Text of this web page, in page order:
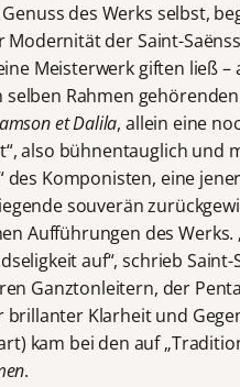
des Werks selbst,
der Saint-
Meisterwerk giften ließ –
Rahmen gehörenden
et Dalila, allein eine
also bühnentauglich und
des Komponisten, eine
souverän
Aufführungen des Werks.
auf“, schrieb Saint-
Ganztonleitern, der
brillanter Klarheit und
kam bei den auf
.